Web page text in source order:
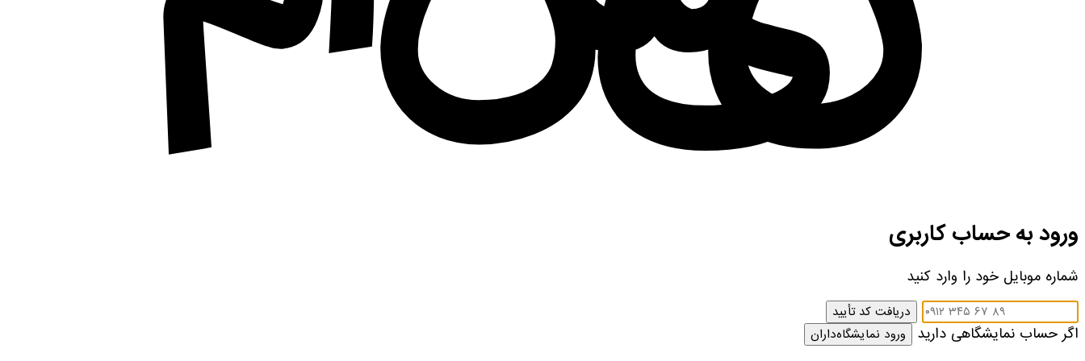
ورود به حساب کاربری
شماره موبایل خود را وارد کنید
دریافت کد تأیید
اگر حساب نمایشگاهی دارید ورود نمایشگاه‌داران